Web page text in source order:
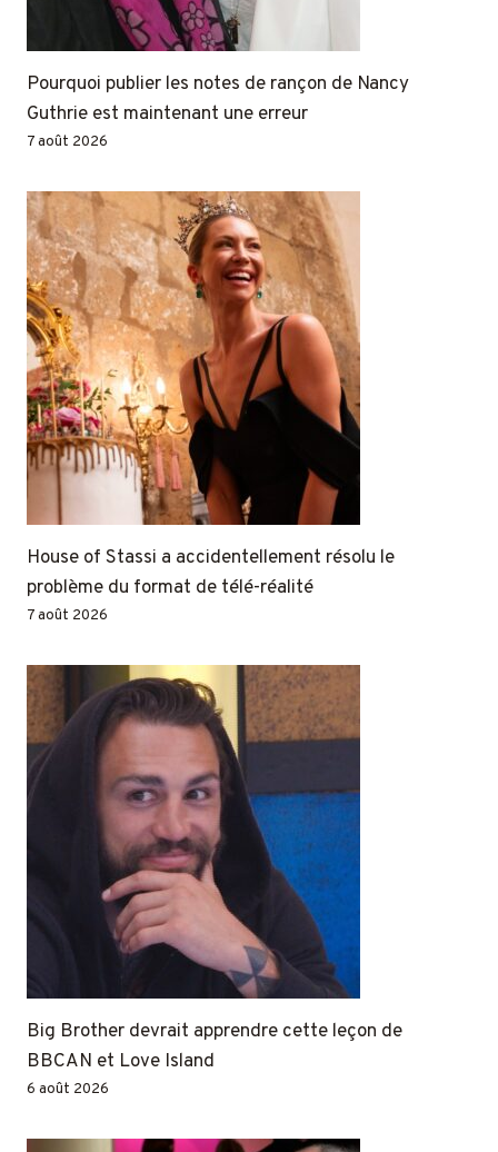
Pourquoi publier les notes de rançon de Nancy
Guthrie est maintenant une erreur
7 août 2026
House of Stassi a accidentellement résolu le
problème du format de télé-réalité
7 août 2026
Big Brother devrait apprendre cette leçon de
BBCAN et Love Island
6 août 2026